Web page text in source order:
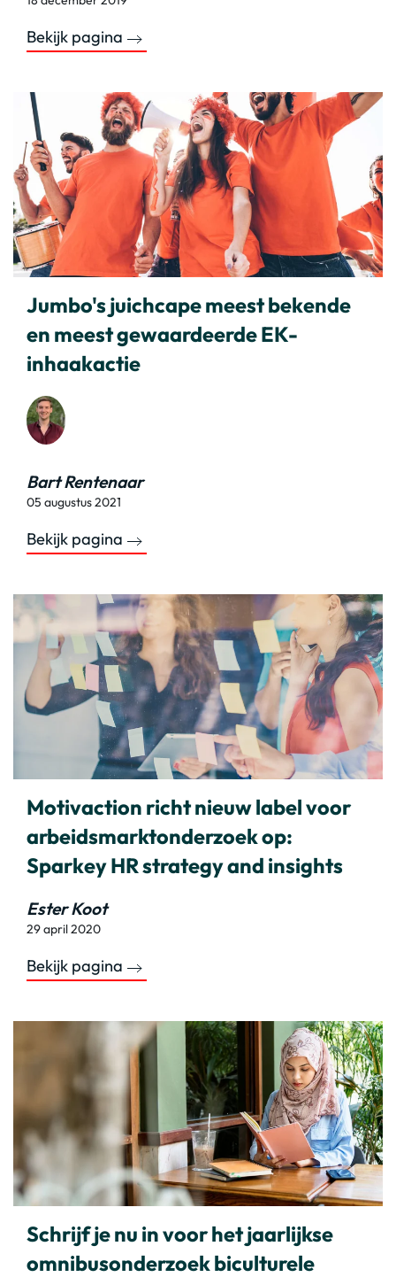
Bekijk pagina
Jumbo's juichcape meest bekende
en meest gewaardeerde EK-
inhaakactie
Bart Rentenaar
05 augustus 2021
Bekijk pagina
Motivaction richt nieuw label voor
arbeidsmarktonderzoek op:
Sparkey HR strategy and insights
Ester Koot
29 april 2020
Bekijk pagina
Schrijf je nu in voor het jaarlijkse
omnibusonderzoek biculturele